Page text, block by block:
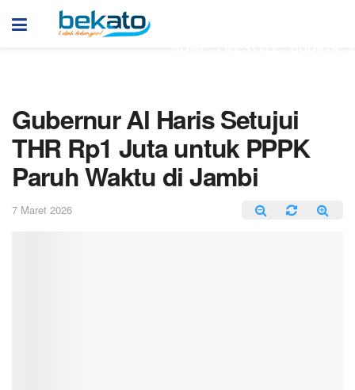
Gubernur Al Haris Setujui
THR Rp1 Juta untuk PPPK
Paruh Waktu di Jambi
7 Maret 2026